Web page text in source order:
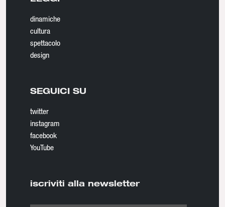
dinamiche
cultura
spettacolo
design
SEGUICI SU
twitter
instagram
facebook
YouTube
iscriviti alla newsletter